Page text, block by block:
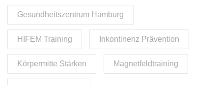
Gesundheitszentrum Hamburg
HIFEM Training Inkontinenz Prävention
Körpermitte Stärken Magnetfeldtraining